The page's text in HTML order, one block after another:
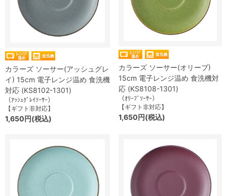
カラーズ ソーサー(アッシュグレ
イ) 15cm 電子レンジ温め 食洗機
対応 (KS8102-1301)
（ｱｯｼｭｸﾞﾚｲｿｰｻｰ）
【ギフト非対応】
1,650円(税込)
カラーズ ソーサー(オリーブ)
15cm 電子レンジ温め 食洗機対
応 (KS8108-1301)
（ｵﾘｰﾌﾞｿｰｻｰ）
【ギフト非対応】
1,650円(税込)